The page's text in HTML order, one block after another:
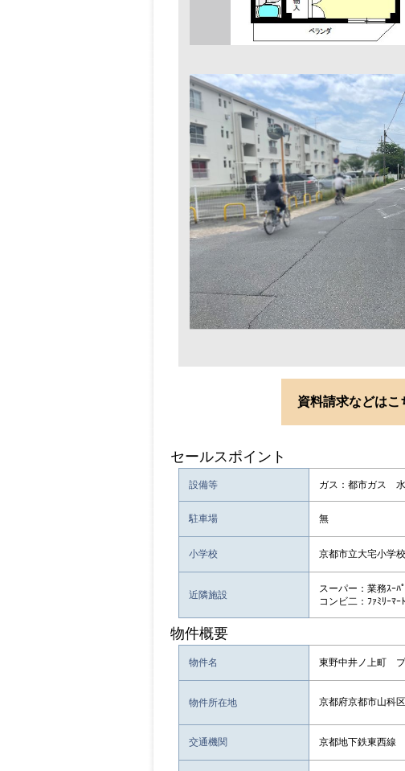
資料請求などはこ
セールスポイント
設備等 ガス：都市ガス
駐車場 無
小学校 京都市立大宅小
近隣施設
スーパー：業務ｽｰ
コンビ二：ﾌｧﾐﾘｰ
物件概要
物件名 東野中井ノ上町
物件所在地 京都府京都市山科
交通機関 京都地下鉄東西